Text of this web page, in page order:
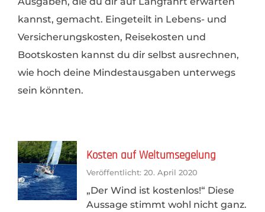
kannst, gemacht. Eingeteilt in Lebens- und
Versicherungskosten, Reisekosten und
Bootskosten kannst du dir selbst ausrechnen,
wie hoch deine Mindestausgaben unterwegs
sein könnten.
Kosten auf Weltumsegelung
Veröffentlicht: 20. April 2020
„Der Wind ist kostenlos!“ Diese
Aussage stimmt wohl nicht ganz.